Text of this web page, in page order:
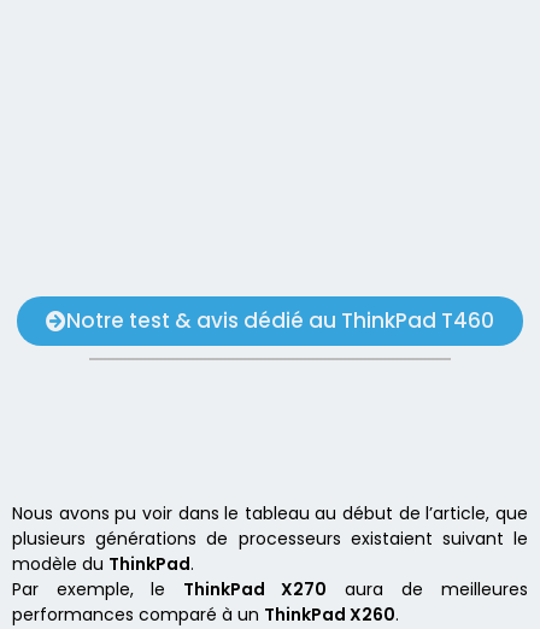
Notre test & avis dédié au ThinkPad T460
Nous avons pu voir dans le tableau au début de l’article, que
plusieurs générations de processeurs existaient suivant le
modèle du ThinkPad.
Par exemple, le ThinkPad X270 aura de meilleures
performances comparé à un ThinkPad X260.